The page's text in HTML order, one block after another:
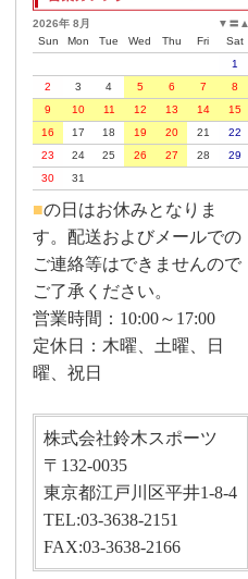
▲
〓
▼
2026年 8月
Sun
Mon Tue Wed Thu Fri
Sat
1
2
3 4 5 6 7
8
9
10 11 12 13 14
15
16
17 18 19 20 21
22
23
24 25 26 27 28
29
30
31
■の日はお休みとなりま
す。配送およびメールでの
ご連絡等はできませんので
ご了承ください。
営業時間：10:00～17:00
定休日：木曜、土曜、日
曜、祝日
株式会社鈴木スポーツ
〒132-0035
東京都江戸川区平井1-8-4
TEL:03-3638-2151
FAX:03-3638-2166